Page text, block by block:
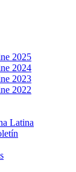
2025
2024
2023
2022
Latina